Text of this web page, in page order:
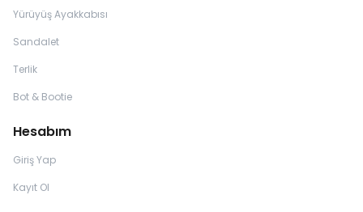
Yürüyüş Ayakkabısı
Sandalet
Terlik
Bot & Bootie
Hesabım
Giriş Yap
Kayıt Ol